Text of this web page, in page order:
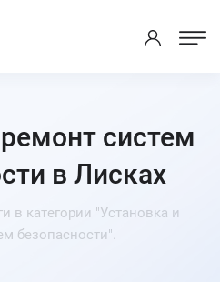
систем
в Лисках
в категории "Установка и
безопасности".